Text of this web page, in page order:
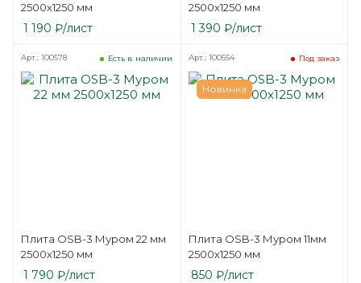
2500х1250 мм
1 190 ₽/лист
2500х1250 мм
1 390 ₽/лист
Плита OSB-3 Муром 22 мм
2500х1250 мм
Есть в наличии
Арт.: 100578
1 790 ₽/лист
Новинка
Плита OSB-3 Муром 11мм
2500х1250 мм
Под заказ
Арт.: 100554
850 ₽/лист